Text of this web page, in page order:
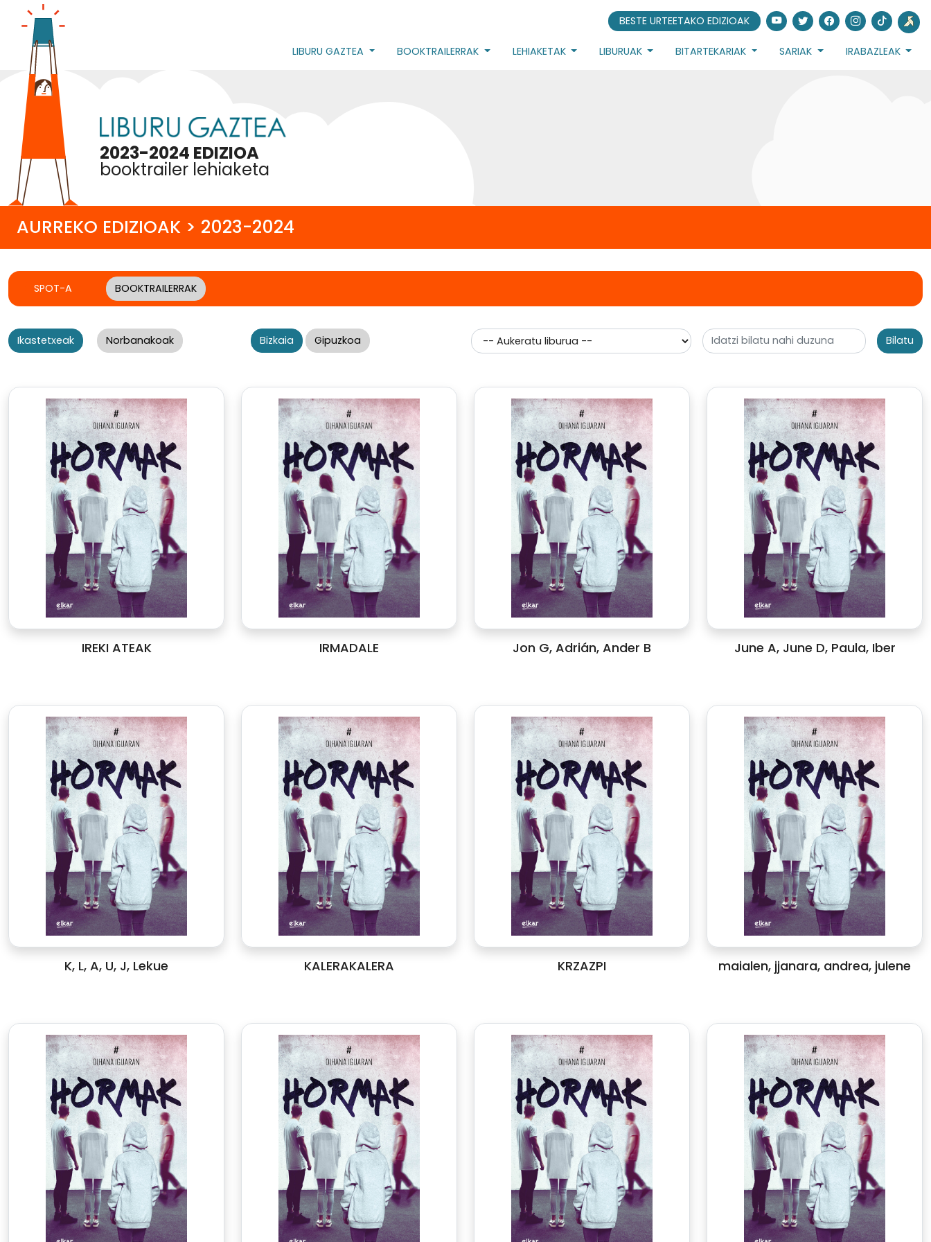
BESTE URTEETAKO EDIZIOAK
LIBURU GAZTEA BOOKTRAILERRAK LEHIAKETAK LIBURUAK BITARTEKARIAK SARIAK IRABAZLEAK
2023-2024 EDIZIOA
booktrailer lehiaketa
AURREKO EDIZIOAK > 2023-2024
SPOT-A BOOKTRAILERRAK
Ikastetxeak Norbanakoak Bizkaia Gipuzkoa Bilatu
IREKI ATEAK IRMADALE Jon G, Adrián, Ander B June A, June D, Paula, Iber
K, L, A, U, J, Lekue KALERAKALERA KRZAZPI maialen, jjanara, andrea, julene